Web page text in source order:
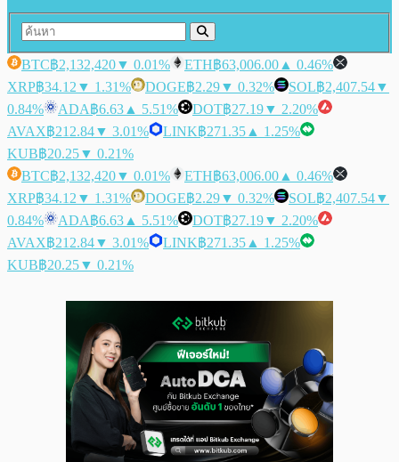
BTC฿2,132,420▼ 0.01% ETH฿63,006.00 ▲ 0.46%
XRP฿34.12 ▼ 1.31% DOGE฿2.29▼ 0.32% SOL฿2,407.54▼
0.84%
ADA฿6.63 ▲ 5.51% DOT฿27.19▼ 2.20%
AVAX฿212.84▼ 3.01% LINK฿271.35 ▲ 1.25%
KUB฿20.25▼ 0.21%
BTC฿2,132,420▼ 0.01% ETH฿63,006.00 ▲ 0.46%
XRP฿34.12 ▼ 1.31% DOGE฿2.29▼ 0.32% SOL฿2,407.54▼
0.84%
ADA฿6.63 ▲ 5.51% DOT฿27.19▼ 2.20%
AVAX฿212.84▼ 3.01% LINK฿271.35 ▲ 1.25%
KUB฿20.25▼ 0.21%